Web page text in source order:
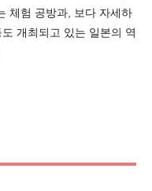
체험 공방과, 보다 자세하
개최되고 있는 일본의 역